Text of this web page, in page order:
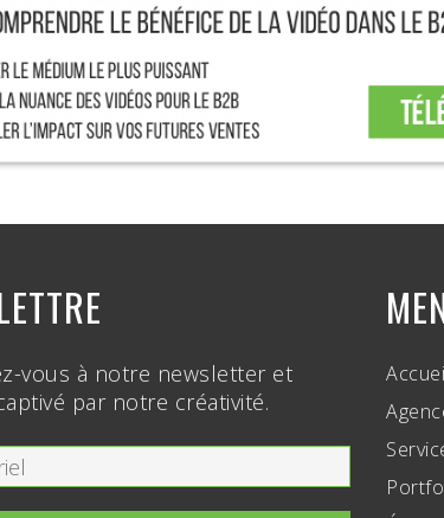
vous à notre newsletter et
par notre créativité.